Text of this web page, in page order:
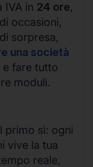
IVA in 24 ore,
occasioni,
sorpresa,
una società
e fare tutto
moduli.
primo sì: ogni
vive la tua
reale,